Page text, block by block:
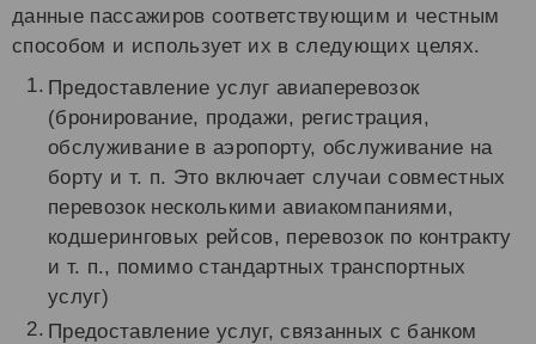
данные пассажиров соответствующим и честным
способом и использует их в следующих целях.
Предоставление услуг авиаперевозок
(бронирование, продажи, регистрация,
обслуживание в аэропорту, обслуживание на
борту и т. п. Это включает случаи совместных
перевозок несколькими авиакомпаниями,
кодшеринговых рейсов, перевозок по контракту
и т. п., помимо стандартных транспортных
услуг)
Предоставление услуг, связанных с банком